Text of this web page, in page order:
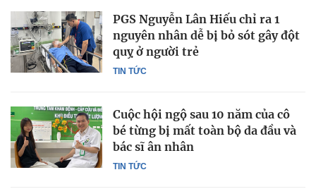
TIN TỨC
PGS Nguyễn Lân Hiếu chỉ ra 1
nguyên nhân dễ bị bỏ sót gây đột
quỵ ở người trẻ
TIN TỨC
Cuộc hội ngộ sau 10 năm của cô
bé từng bị mất toàn bộ da đầu và
bác sĩ ân nhân